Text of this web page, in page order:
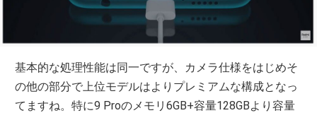
基本的な処理性能は同一ですが、カメラ仕様をはじめそ
の他の部分で上位モデルはよりプレミアムな構成となっ
てますね。特に9 Proのメモリ6GB+容量128GBより容量